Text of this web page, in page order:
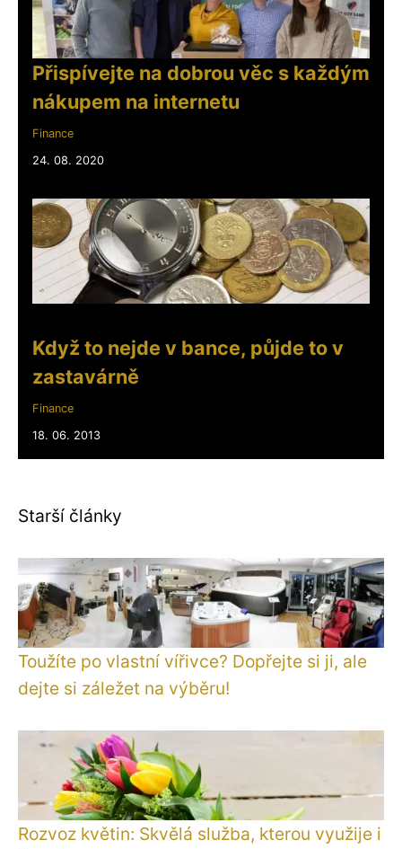
Přispívejte na dobrou věc s každým
nákupem na internetu
Finance
24. 08. 2020
Když to nejde v bance, půjde to v
zastavárně
Finance
18. 06. 2013
Starší články
Toužíte po vlastní vířivce? Dopřejte si ji, ale
dejte si záležet na výběru!
Rozvoz květin: Skvělá služba, kterou využije i